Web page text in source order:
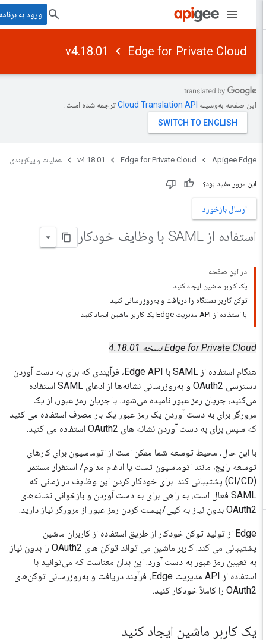
ورود به برنامه
Edge for Private Cloud
v4.18.01
این صفحه به‌وسیله ترجمه شده است.
Apigee Edge
Edge for Private Cloud
v4.18.01 عملیات و پیکربندی
این مرور مفید بود؟
ارسال بازخورد
استفاده از SAML با وظایف خودکار
در این صفحه
یک کاربر ماشین ایجاد کنید
توکن کاربر دستگاه را دریافت و به‌روزرسانی کنید
با استفاده از API مدیریت Edge یک کاربر ماشین ایجاد کنید
Edge for Private Cloud نسخه 4.18.01
هنگام استفاده از SAML با Edge API، فرآیندی که برای به دست آوردن
دسترسی OAuth2 و به‌روزرسانی نشانه‌ها از ادعای SAML استفاده
می‌کنید، جریان رمز عبور نامیده می‌شود. با جریان رمز عبور، از یک
مرورگر برای به دست آوردن یک رمز عبور یک بار مصرف استفاده می کنید
که سپس برای به دست آوردن نشانه های OAuth2 استفاده می کنید.
با این حال، محیط توسعه شما ممکن است از اتوماسیون برای کارهای
توسعه رایج، مانند اتوماسیون تست یا ادغام مداوم/ استقرار مستمر
(CI/CD) پشتیبانی کند. برای خودکار کردن این وظایف در زمانی که
SAML فعال است، به راهی برای به دست آوردن و بازخوانی نشانه‌های
OAuth2 بدون نیاز به کپی/پیست کردن رمز عبور از مرورگر نیاز دارید.
Edge از تولید توکن خودکار از طریق استفاده از کاربران ماشین
پشتیبانی می کند. کاربر ماشین می تواند توکن های OAuth2 را بدون نیاز
به تعیین رمز عبور به دست آورد. این بدان معناست که می‌توانید با
استفاده از API مدیریت Edge، فرآیند دریافت و به‌روزرسانی توکن‌های
OAuth2 را کاملاً خودکار کنید.
یک کاربر ماشین ایجاد کنید